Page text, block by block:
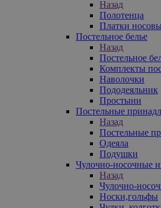
Назад
Полотенца
Платки
Постельное белье
Назад
Постельное
Комплекты
Наволочки
Пододеяльник
Простыни
Постельные
Назад
Постельные
Одеяла
Подушки
Чулочно-носочные
Назад
Чулочно-
Носки,гольфы